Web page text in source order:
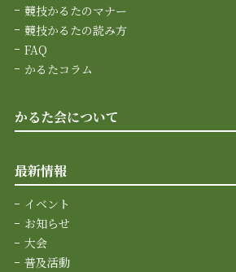
競技かるたのマナー
競技かるたの読み方
FAQ
かるたコラム
かるた会について
最新情報
イベント
お知らせ
大会
普及活動